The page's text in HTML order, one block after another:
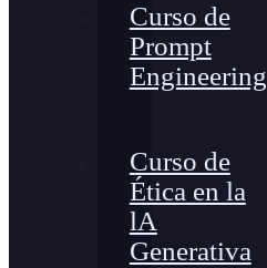
Curso de
Prompt
Engineering
Curso de
Ética en la
lA
Generativa